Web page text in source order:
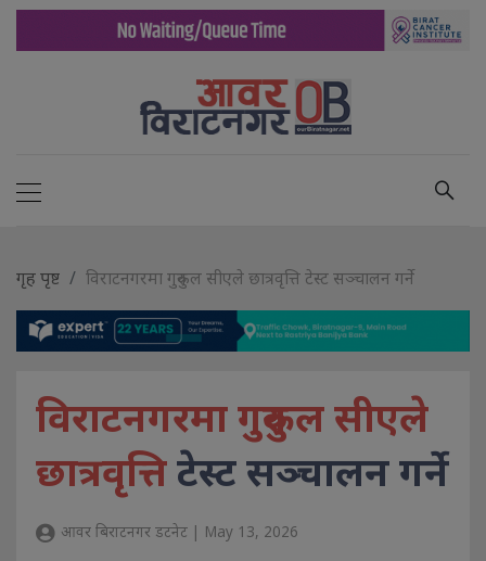
गृह पृष्ट विराटनगरमा गुरुकुल सीएले छात्रवृत्ति टेस्ट सञ्चालन गर्ने
विराटनगरमा गुरुकुल सीएले
छात्रवृत्तिटेस्ट सञ्चालन गर्ने
आवर बिराटनगर डटनेट | May 13, 2026